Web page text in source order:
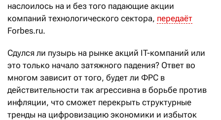
наслоилось на и без того падающие акции
компаний технологического сектора, передаёт
Forbes.ru.
Сдулся ли пузырь на рынке акций IT-компаний или
это только начало затяжного падения? Ответ во
многом зависит от того, будет ли ФРС в
действительности так агрессивна в борьбе против
инфляции, что сможет перекрыть структурные
тренды на цифровизацию экономики и избыток